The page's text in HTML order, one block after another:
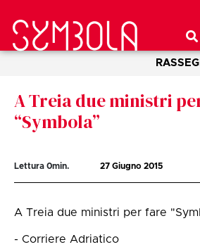
A Treia due ministri
“Symbola”
Lettura 0min. 27 Giugno 2015
A Treia due ministri per fare
- Corriere Adriatico